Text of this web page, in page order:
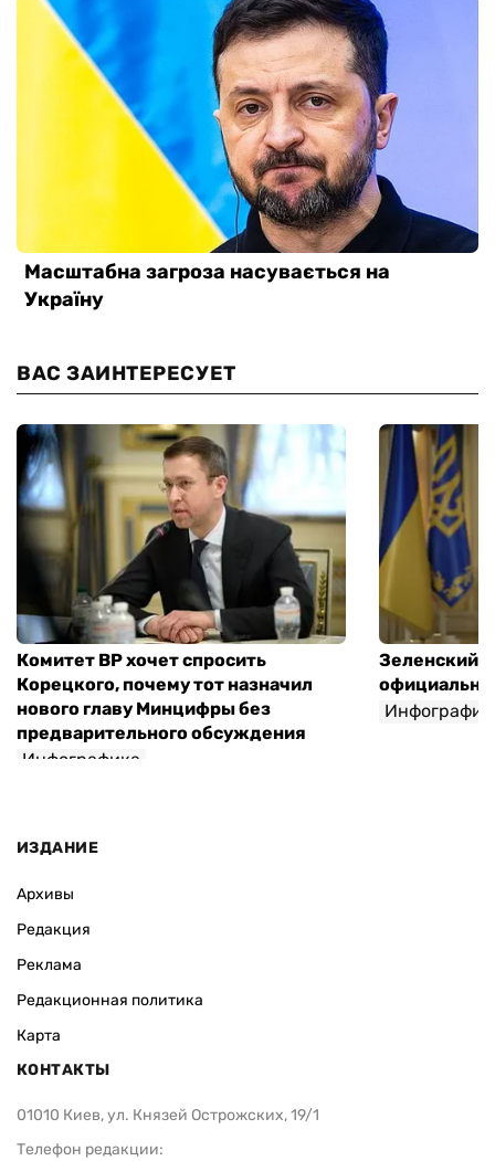
ВАС ЗАИНТЕРЕСУЕТ
Комитет ВР хочет спросить
Корецкого, почему тот назначил
нового главу Минцифры без
предварительного обсуждения
Инфографика
Зеленский
ИЗДАНИЕ
Архивы
Редакция
Реклама
Редакционная политика
Карта
КОНТАКТЫ
01010 Киев, ул. Князей Острожских, 19/1
Телефон редакции: